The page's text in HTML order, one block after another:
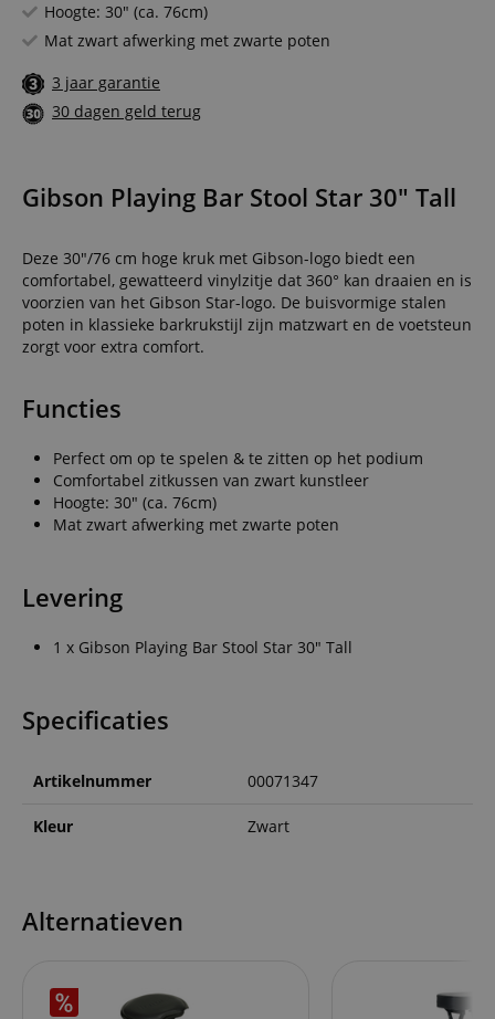
Hoogte: 30" (ca. 76cm)
Mat zwart afwerking met zwarte poten
3 jaar garantie
30 dagen geld terug
Gibson Playing Bar Stool Star 30" Tall
Deze 30"/76 cm hoge kruk met Gibson-logo biedt een
comfortabel, gewatteerd vinylzitje dat 360° kan draaien en is
voorzien van het Gibson Star-logo. De buisvormige stalen
poten in klassieke barkrukstijl zijn matzwart en de voetsteun
zorgt voor extra comfort.
Functies
Perfect om op te spelen & te zitten op het podium
Comfortabel zitkussen van zwart kunstleer
Hoogte: 30" (ca. 76cm)
Mat zwart afwerking met zwarte poten
Levering
1 x Gibson Playing Bar Stool Star 30" Tall
Specificaties
Artikelnummer 00071347
Kleur Zwart
Alternatieven